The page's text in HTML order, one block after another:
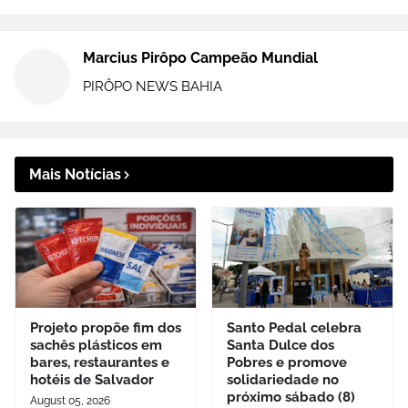
Marcius Pirôpo Campeão Mundial
PIRÔPO NEWS BAHIA
Mais Notícias
Projeto propõe fim dos
sachês plásticos em
bares, restaurantes e
hotéis de Salvador
August 05, 2026
Santo Pedal celebra
Santa Dulce dos
Pobres e promove
solidariedade no
próximo sábado (8)